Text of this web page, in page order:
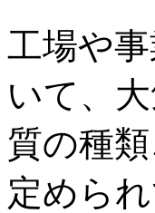
工場や
いて、
質の種
定めら